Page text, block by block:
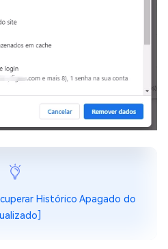
Histórico Apagado do